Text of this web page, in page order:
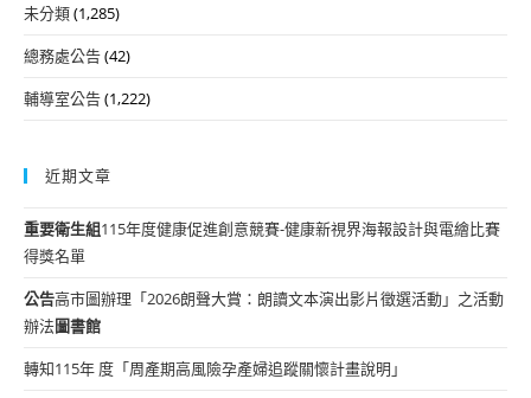
未分類(1,285)
總務處公告(42)
輔導室公告(1,222)
近期文章
重要衛生組115年度健康促進創意競賽-健康新視界海報設計與電繪比賽
得獎名單
公告高市圖辦理「2026朗聲大賞：朗讀文本演出影片徵選活動」之活動
辦法圖書館
轉知115年 度「周產期高風險孕產婦追蹤關懷計畫說明」